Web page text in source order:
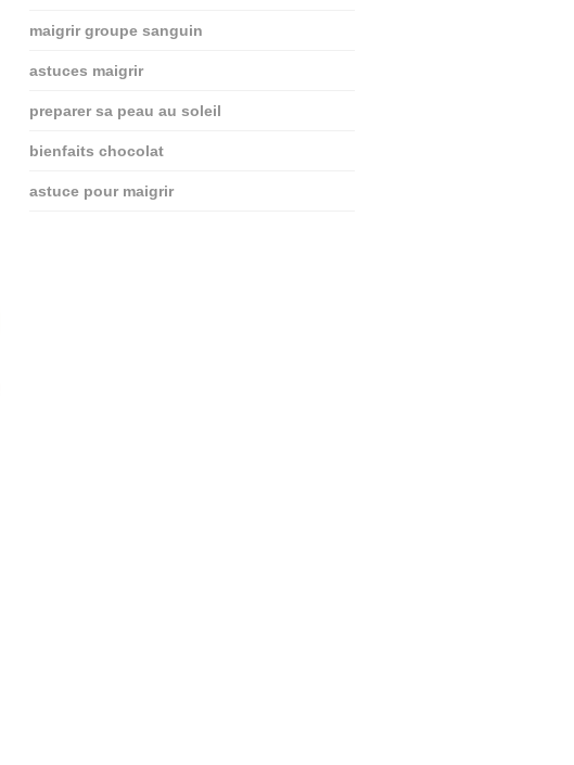
maigrir groupe sanguin
astuces maigrir
preparer sa peau au soleil
bienfaits chocolat
astuce pour maigrir